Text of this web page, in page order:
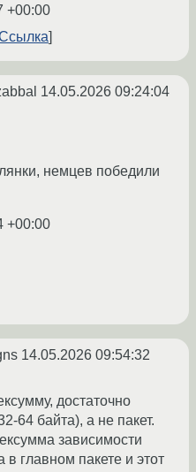
+00:00
14.05.2026 09:24:04
немцев победили
+00:00
14.05.2026 09:54:32
достаточно
64 байта), а не пакет.
зависимости
в главном пакете и этот